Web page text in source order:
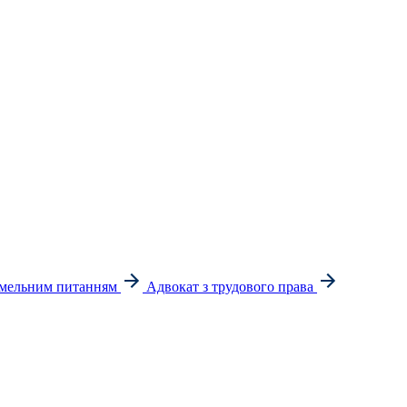
питанням
Адвокат з трудового права